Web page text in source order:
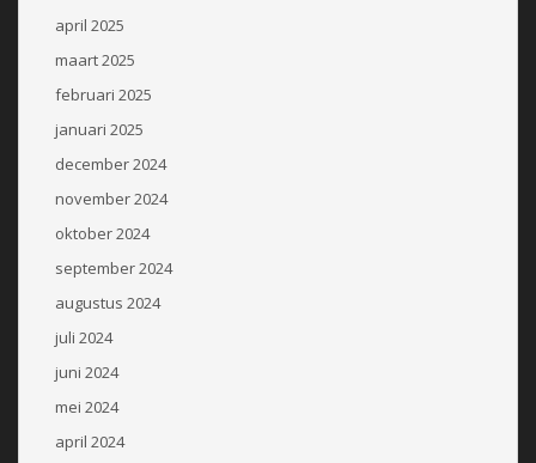
april 2025
maart 2025
februari 2025
januari 2025
december 2024
november 2024
oktober 2024
september 2024
augustus 2024
juli 2024
juni 2024
mei 2024
april 2024